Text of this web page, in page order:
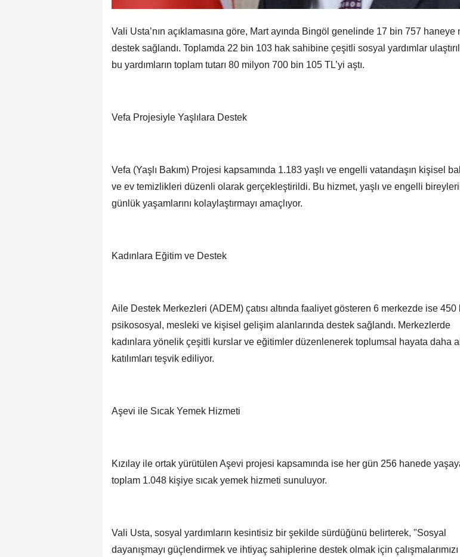
Vali Usta’nın açıklamasına göre, Mart ayında Bingöl genelinde 17 bin 757 haneye
destek sağlandı. Toplamda 22 bin 103 hak sahibine çeşitli sosyal yardımlar
bu yardımların toplam tutarı 80 milyon 700 bin 105 TL’yi aştı.
Vefa Projesiyle Yaşlılara Destek
Vefa (Yaşlı Bakım) Projesi kapsamında 1.183 yaşlı ve engelli vatandaşın kişisel
ve ev temizlikleri düzenli olarak gerçekleştirildi. Bu hizmet, yaşlı ve engelli
günlük yaşamlarını kolaylaştırmayı amaçlıyor.
Kadınlara Eğitim ve Destek
Aile Destek Merkezleri (ADEM) çatısı altında faaliyet gösteren 6 merkezde ise 450
psikososyal, mesleki ve kişisel gelişim alanlarında destek sağlandı. Merkezlerde
kadınlara yönelik çeşitli kurslar ve eğitimler düzenlenerek toplumsal hayata daha
katılımları teşvik ediliyor.
Aşevi ile Sıcak Yemek Hizmeti
Kızılay ile ortak yürütülen Aşevi projesi kapsamında ise her gün 256 hanede
toplam 1.048 kişiye sıcak yemek hizmeti sunuluyor.
Vali Usta, sosyal yardımların kesintisiz bir şekilde sürdüğünü belirterek, "Sosyal
dayanışmayı güçlendirmek ve ihtiyaç sahiplerine destek olmak için çalışmalarımızı